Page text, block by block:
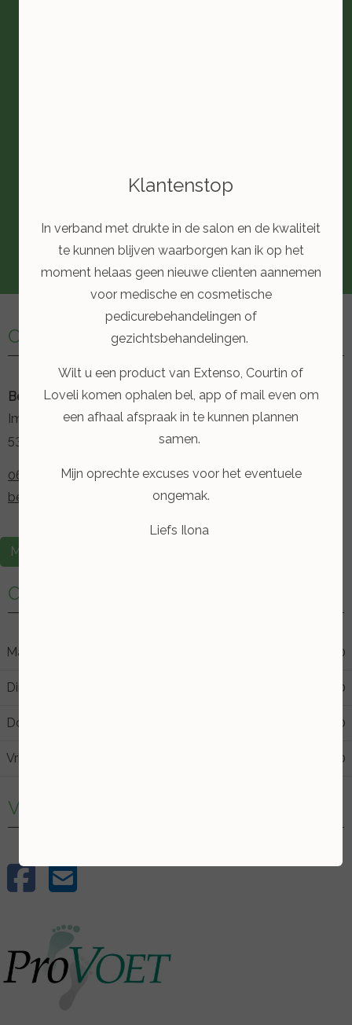
Contactgegevens
Beauty & Feet Ilona
Iman van de Boschstraat 21
5348 TE Oss
06 11 24 8075
beautyfeet-ilona@hotmail.com
Maak een afspraak
Openingstijden
Maandag 17:00
Dinsdag 21:30
Donderdag 17:00
Vrijdag 13:00
Volg mij
Klantenstop
In verband met drukte in de salon en de kwaliteit
te kunnen blijven waarborgen kan ik op het
moment helaas geen nieuwe clienten aannemen
voor medische en cosmetische
pedicurebehandelingen of
gezichtsbehandelingen.
Wilt u een product van Extenso, Courtin of
Loveli komen ophalen bel, app of mail even om
een afhaal afspraak in te kunnen plannen
samen.
Mijn oprechte excuses voor het eventuele
ongemak.
Liefs Ilona